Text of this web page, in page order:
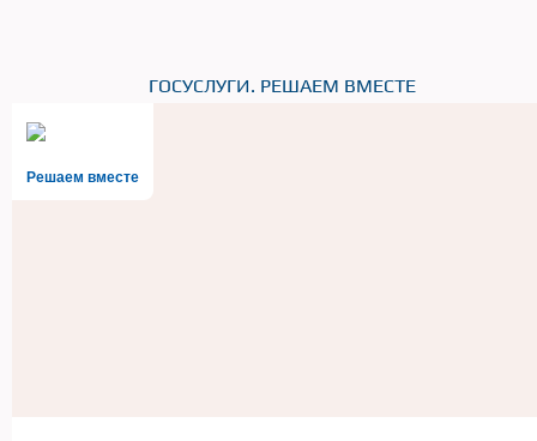
ГОСУСЛУГИ. РЕШАЕМ ВМЕСТЕ
Решаем вместе